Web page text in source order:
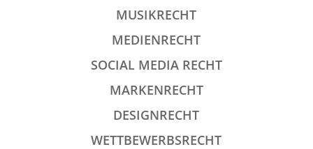
MUSIKRECHT
MEDIENRECHT
SOCIAL MEDIA RECHT
MARKENRECHT
DESIGNRECHT
WETTBEWERBSRECHT